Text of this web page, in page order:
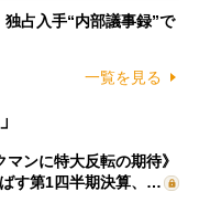
独占入手“内部議事録”で
一覧を見る
マンに特大反転の期待》
す第1四半期決算、…